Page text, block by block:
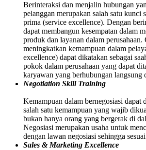
Berinteraksi dan menjalin hubungan
pelanggan merupakan salah satu kunci
prima (service excellence). Dengan
dapat membangun kesempatan dalam
produk dan layanan dalam perusahaan.
meningkatkan kemampuan dalam
excellence) dapat dikatakan sebagai
pokok dalam perusahaan yang dapat
karyawan yang berhubungan langsung
Negotiation Skill Training
Kemampuan dalam bernegosiasi dapat
salah satu kemampuan yang wajib
bukan hanya orang yang bergerak di
Negosiasi merupakan usaha untuk
dengan lawan negosiasi sehingga
Sales & Marketing Excellence